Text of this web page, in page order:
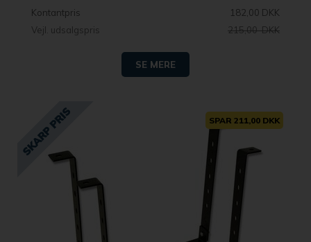
Kontantpris
182,00 DKK
Vejl. udsalgspris
215,00 DKK
SE MERE
SPAR 211,00 DKK